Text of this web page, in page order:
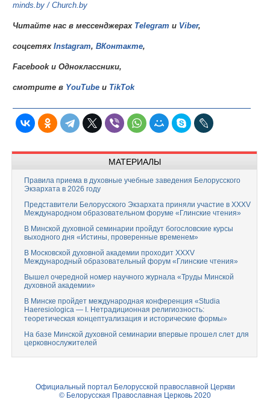
minds.by / Church.by
Читайте нас в мессенджерах Telegram и Viber,
соцсетях Instagram, ВКонтакте,
Facebookи Одноклассники,
смотрите в YouTube и TikTok
МАТЕРИАЛЫ
Правила приема в духовные учебные заведения Белорусского
Экзархата в 2026 году
Представители Белорусского Экзархата приняли участие в XXXV
Международном образовательном форуме «Глинские чтения»
В Минской духовной семинарии пройдут богословские курсы
выходного дня «Истины, проверенные временем»
В Московской духовной академии проходит XXXV
Международный образовательный форум «Глинские чтения»
Вышел очередной номер научного журнала «Труды Минской
духовной академии»
В Минске пройдет международная конференция «Studia
Haeresiologica — I. Нетрадиционная религиозность:
теоретическая концептуализация и исторические формы»
На базе Минской духовной семинарии впервые прошел слет для
церковнослужителей
Официальный портал Белорусской православной Церкви
© Белорусская Православная Церковь 2020